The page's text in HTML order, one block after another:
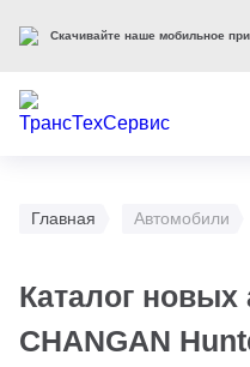
Главная Автомобили
Каталог
CHANGAN
Скачивайте наше мобильное